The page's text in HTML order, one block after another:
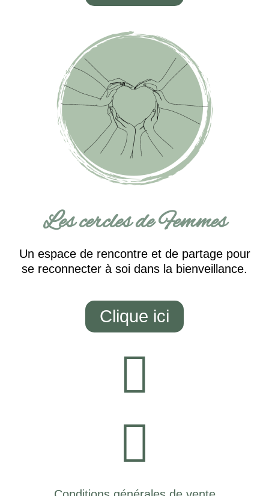
Les cercles de Femmes
Un espace de rencontre et de partage pour
se reconnecter à soi dans la bienveillance.
Clique ici